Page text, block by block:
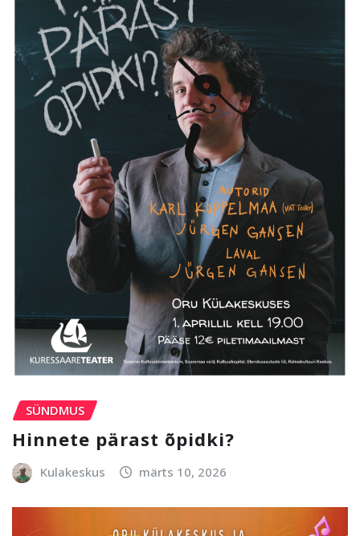
SÜNDMUS
Hinnete pärast õpidki?
Kulakeskus märts 10, 2026